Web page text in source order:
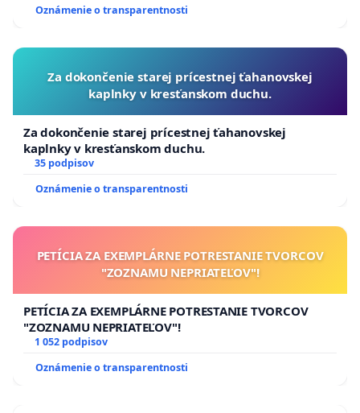
Oznámenie o transparentnosti
Za dokončenie starej prícestnej ťahanovskej
kaplnky v kresťanskom duchu.
Za dokončenie starej prícestnej ťahanovskej
kaplnky v kresťanskom duchu.
35 podpisov
Oznámenie o transparentnosti
PETÍCIA ZA EXEMPLÁRNE POTRESTANIE TVORCOV
"ZOZNAMU NEPRIATEĽOV"!
PETÍCIA ZA EXEMPLÁRNE POTRESTANIE TVORCOV
"ZOZNAMU NEPRIATEĽOV"!
1 052 podpisov
Oznámenie o transparentnosti